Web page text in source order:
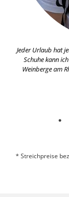
Jeder Urlaub hat
Schuhe kann
Weinberge am
* Streichpreise